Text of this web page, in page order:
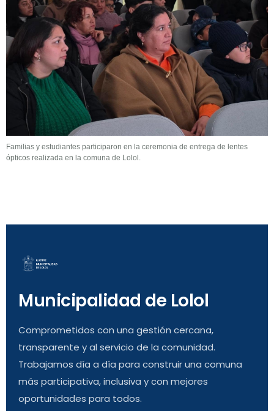
Familias y estudiantes participaron en la ceremonia de entrega de lentes
ópticos realizada en la comuna de Lolol.
Municipalidad de Lolol
Comprometidos con una gestión cercana,
transparente y al servicio de la comunidad.
Trabajamos día a día para construir una comuna
más participativa, inclusiva y con mejores
oportunidades para todos.